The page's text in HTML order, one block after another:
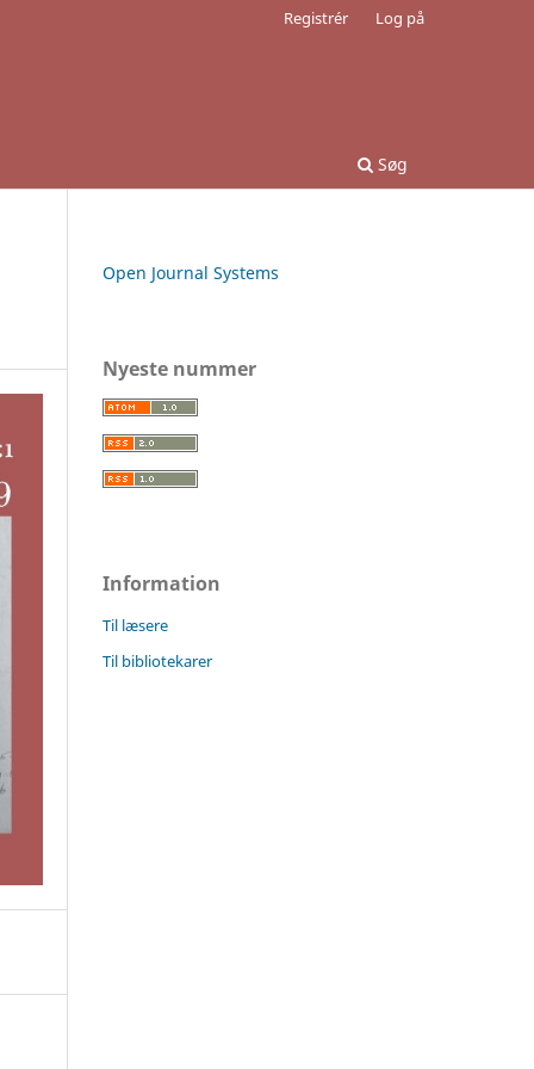
Søg
Registrér Log på
Open Journal Systems
Nyeste nummer
Information
Til læsere
Til bibliotekarer